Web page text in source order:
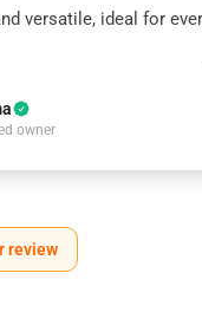
versatile, ideal for
owner
review